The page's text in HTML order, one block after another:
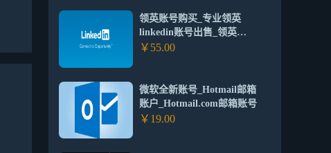
领英账号购买_专业领英
linkedin账号出售_领英
linkedin老号批发交易网站
￥55.00
微软全新账号_Hotmail邮箱
账户_Hotmail.com邮箱账号
￥19.00